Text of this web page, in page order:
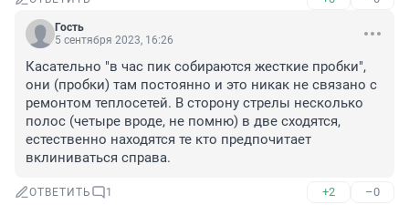
Гость
5 сентября 2023, 16:26
Касательно "в час пик собираются жесткие пробки",
они (пробки) там постоянно и это никак не связано с
ремонтом теплосетей. В сторону стрелы несколько
полос (четыре вроде, не помню) в две сходятся,
естественно находятся те кто предпочитает
вклиниваться справа.
ОТВЕТИТЬ 1 +2 –0